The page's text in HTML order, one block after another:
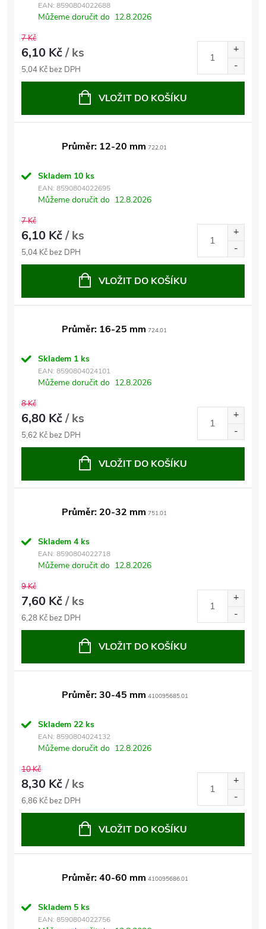
EAN: 8590804022688
Můžeme doručit do 12.8.2026
7 Kč
6,10 Kč/ ks
5,04 Kč bez DPH
VLOŽIT DO KOŠÍKU
Průměr: 12-20 mm 722.01
Skladem 10 ks
EAN: 8590804022695
Můžeme doručit do 12.8.2026
7 Kč
6,10 Kč/ ks
5,04 Kč bez DPH
VLOŽIT DO KOŠÍKU
Průměr: 16-25 mm 724.01
Skladem 1 ks
EAN: 8590804024101
Můžeme doručit do 12.8.2026
8 Kč
6,80 Kč/ ks
5,62 Kč bez DPH
VLOŽIT DO KOŠÍKU
Průměr: 20-32 mm 751.01
Skladem 4 ks
EAN: 8590804022718
Můžeme doručit do 12.8.2026
9 Kč
7,60 Kč/ ks
6,28 Kč bez DPH
VLOŽIT DO KOŠÍKU
Průměr: 30-45 mm 410095685.01
Skladem 22 ks
EAN: 8590804024132
Můžeme doručit do 12.8.2026
10 Kč
8,30 Kč/ ks
6,86 Kč bez DPH
VLOŽIT DO KOŠÍKU
Průměr: 40-60 mm 410095686.01
Skladem 5 ks
EAN: 8590804022756